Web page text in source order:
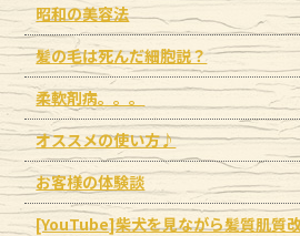
昭和の美容法
髪の毛は死んだ細胞説？
柔軟剤病。。。
オススメの使い方♪
お客様の体験談
[YouTube]柴犬を見ながら髪質肌質